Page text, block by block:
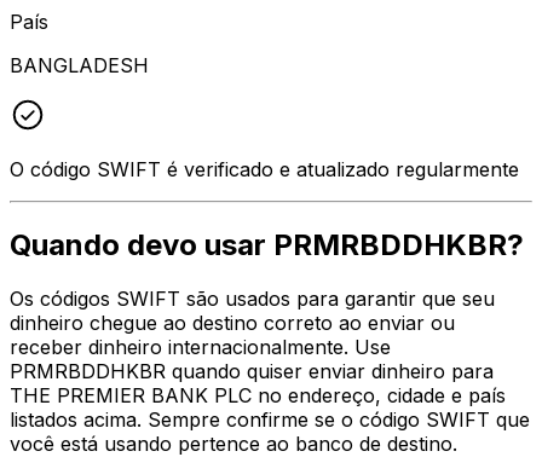
País
BANGLADESH
O código SWIFT é verificado e atualizado regularmente
Quando devo usar PRMRBDDHKBR?
Os códigos SWIFT são usados para garantir que seu
dinheiro chegue ao destino correto ao enviar ou
receber dinheiro internacionalmente. Use
PRMRBDDHKBR quando quiser enviar dinheiro para
THE PREMIER BANK PLC no endereço, cidade e país
listados acima. Sempre confirme se o código SWIFT que
você está usando pertence ao banco de destino.